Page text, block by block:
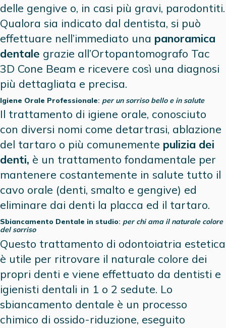
delle gengive o, in casi più gravi, parodontiti.
Qualora sia indicato dal dentista, si può
effettuare nell’immediato una panoramica
dentale grazie all’Ortopantomografo Tac
3D Cone Beam e ricevere così una diagnosi
più dettagliata e precisa.
Igiene Orale Professionale: per un sorriso bello e in salute
Il trattamento di igiene orale, conosciuto
con diversi nomi come detartrasi, ablazione
del tartaro o più comunemente pulizia dei
denti, è un trattamento fondamentale per
mantenere costantemente in salute tutto il
cavo orale (denti, smalto e gengive) ed
eliminare dai denti la placca ed il tartaro.
Sbiancamento Dentale in studio: per chi ama il naturale colore
del sorriso
Questo trattamento di odontoiatria estetica
è utile per ritrovare il naturale colore dei
propri denti e viene effettuato da dentisti e
igienisti dentali in 1 o 2 sedute. Lo
sbiancamento dentale è un processo
chimico di ossido-riduzione, eseguito